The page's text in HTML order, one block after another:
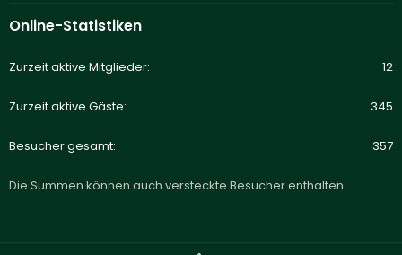
Online-Statistiken
Zurzeit aktive Mitglieder 12
Zurzeit aktive Gäste 345
Besucher gesamt 357
Die Summen können auch versteckte Besucher enthalten.